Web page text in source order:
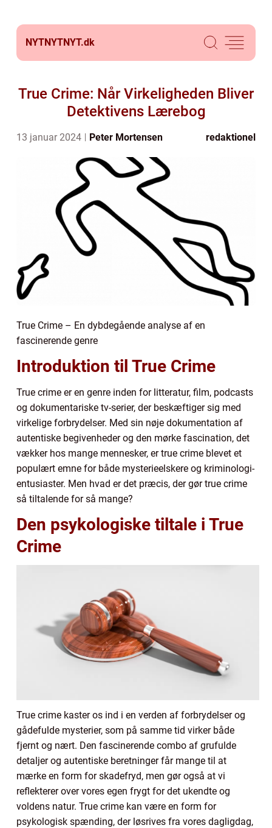
NYTNYTNYT.dk
True Crime: Når Virkeligheden Bliver
Detektivens Lærebog
13 januar 2024 Peter Mortensen redaktionel
True Crime – En dybdegående analyse af en
fascinerende genre
Introduktion til True Crime
True crime er en genre inden for litteratur, film, podcasts
og dokumentariske tv-serier, der beskæftiger sig med
virkelige forbrydelser. Med sin nøje dokumentation af
autentiske begivenheder og den mørke fascination, det
vækker hos mange mennesker, er true crime blevet et
populært emne for både mysterieelskere og kriminologi-
entusiaster. Men hvad er det præcis, der gør true crime
så tiltalende for så mange?
Den psykologiske tiltale i True
Crime
True crime kaster os ind i en verden af forbrydelser og
gådefulde mysterier, som på samme tid virker både
fjernt og nært. Den fascinerende combo af grufulde
detaljer og autentiske beretninger får mange til at
mærke en form for skadefryd, men gør også at vi
reflekterer over vores egen frygt for det ukendte og
voldens natur. True crime kan være en form for
psykologisk spænding, der løsrives fra vores dagligdag,